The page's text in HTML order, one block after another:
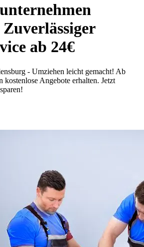
ab 24€
- Umziehen leicht gemacht! Ab
kostenlose Angebote erhalten. Jetzt